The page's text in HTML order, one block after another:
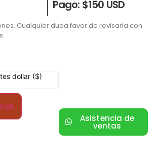
Pago: $150 USD
Cualquier duda favor de revisarla con
dollar ($)
Asistencia de
ventas